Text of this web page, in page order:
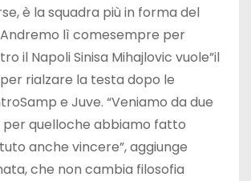
è la squadra più in forma del
lì comesempre per
il Napoli Sinisa Mihajlovic vuole”il
rialzare la testa dopo le
e Juve. “Veniamo da due
quelloche abbiamo fatto
anche vincere”, aggiunge
che non cambia filosofia